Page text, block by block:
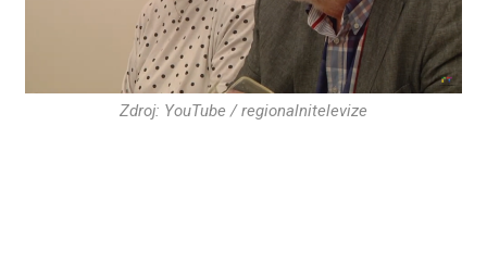
Zdroj: YouTube / regionalnitelevize